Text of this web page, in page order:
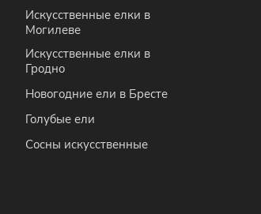
Искусственные елки в
Могилеве
Искусственные елки в
Гродно
Новогодние ели в Бресте
Голубые ели
Сосны искусственные